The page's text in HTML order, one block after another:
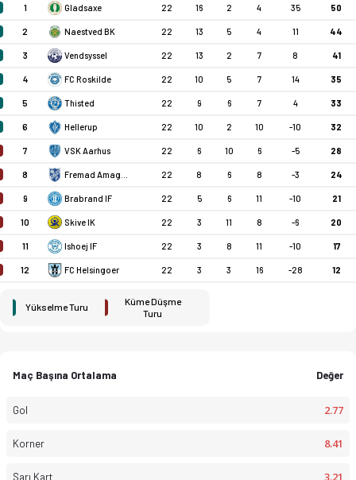
1 Gladsaxe 22 16 2 4 35 50
2 Naestved BK 22 13 5 4 11 44
3 Vendsyssel 22 13 2 7 8 41
4 FC Roskilde 22 10 5 7 14 35
5 Thisted 22 9 6 7 4 33
6 Hellerup 22 10 2 10 -10 32
7 VSK Aarhus 22 6 10 6 -5 28
8 22 8 6 8 -3 24
9 Brabrand IF 22 5 6 11 -10 21
10 Skive IK 22 3 11 8 -6 20
11 Ishoej IF 22 3 8 11 -10 17
12 FC Helsingoer 22 3 3 16 -28 12
Yükselme Turu
Küme Düşme
Turu
Maç Başına Ortalama Değer
Gol 2.77
Korner 8.41
Sarı Kart 3.21